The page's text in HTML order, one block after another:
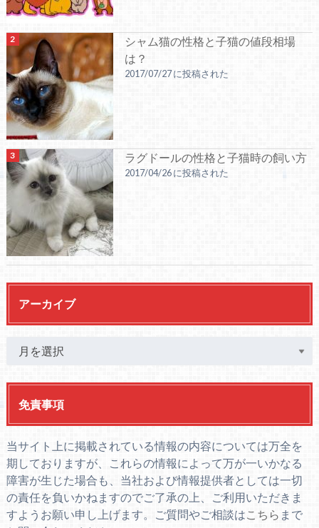
シャム猫の性格と子猫の値段相場
は？
2017/07/27 に投稿された
ラグドールの性格と子猫時の飼い方
2017/04/26 に投稿された
アーカイブ
免責事項
当サイト上に掲載されている情報の内容については万全を
期しておりますが、これらの情報によって万が一いかなる
障害が生じた場合も、当社および情報提供者としては一切
の責任を負いかねますのでご了承の上、ご利用いただきま
すようお願い申し上げます。ご質問やご相談はこちら まで